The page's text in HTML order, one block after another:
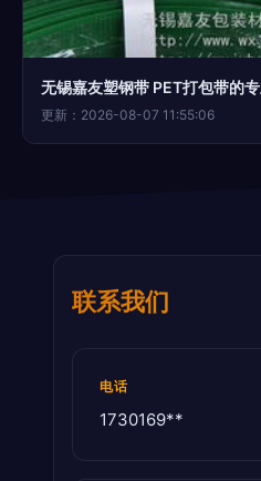
无锡嘉友塑钢带 PET打包带的
更新：2026-08-07 11:55:06
联系我们
电话
1730169**